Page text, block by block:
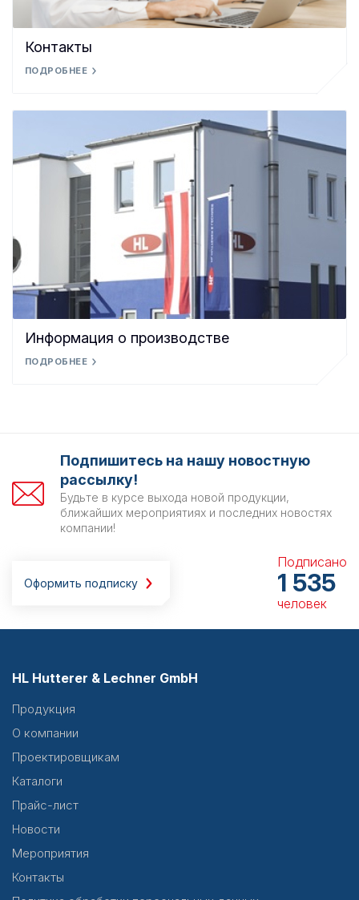
Контакты
ПОДРОБНЕЕ
Информация о производстве
ПОДРОБНЕЕ
Подпишитесь на нашу новостную
рассылку!
Будьте в курсе выхода новой продукции,
ближайших мероприятиях и последних новостях
компании!
Оформить подписку
Подписано
1 535
человек
HL Hutterer & Lechner GmbH
Продукция
О компании
Проектировщикам
Каталоги
Прайс-лист
Новости
Мероприятия
Контакты